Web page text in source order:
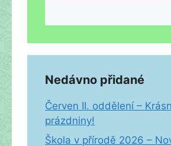
Nedávno přidané
Červen II. oddělení –
prázdniny!
Škola v přírodě 2026 –